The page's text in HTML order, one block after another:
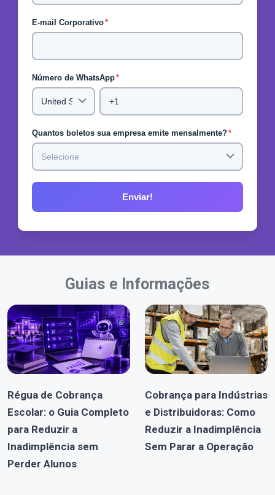
E-mail Corporativo*
Número de WhatsApp*
Quantos boletos sua empresa emite mensalmente?*
Guias e Informações
Régua de Cobrança
Escolar: o Guia Completo
para Reduzir a
Inadimplência sem
Perder Alunos
Cobrança para Indústrias
e Distribuidoras: Como
Reduzir a Inadimplência
Sem Parar a Operação